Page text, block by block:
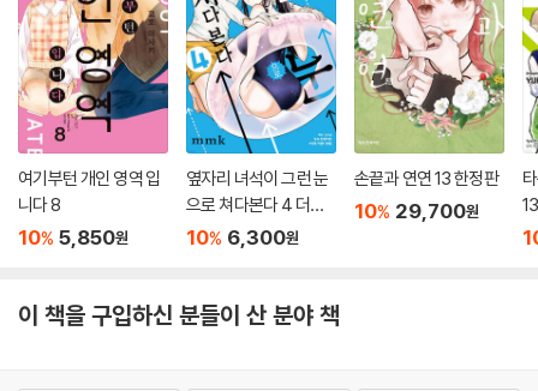
여기부턴 개인 영역 입
니다 8
10% 5,850원
옆자리 녀석이 그런 눈
으로 쳐다본다 4 더블
특전판
10% 6,300원
손끝과 연연 13 한정판
10% 29,700원
13
이 책을 구입하신 분들이 산 분야 책